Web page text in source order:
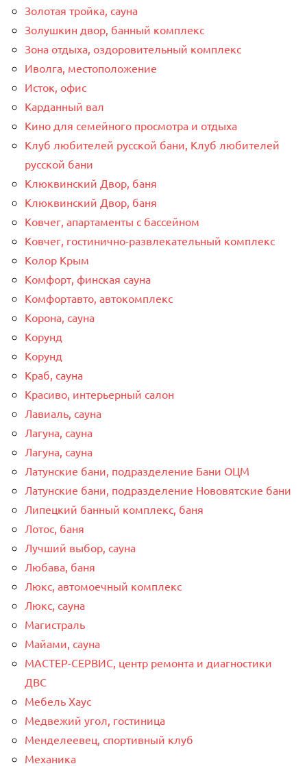
Золотая тройка, сауна
Золушкин двор, банный комплекс
Зона отдыха, оздоровительный комплекс
Иволга, местоположение
Исток, офис
Карданный вал
Кино для семейного просмотра и отдыха
Клуб любителей русской бани, Клуб любителей
русской бани
Клюквинский Двор, баня
Клюквинский Двор, баня
Ковчег, апартаменты с бассейном
Ковчег, гостинично-развлекательный комплекс
Колор Крым
Комфорт, финская сауна
Комфортавто, автокомплекс
Корона, сауна
Корунд
Корунд
Краб, сауна
Красиво, интерьерный салон
Лавиаль, сауна
Лагуна, сауна
Лагуна, сауна
Латунские бани, подразделение Бани ОЦМ
Латунские бани, подразделение Нововятские бани
Липецкий банный комплекс, баня
Лотос, баня
Лучший выбор, сауна
Любава, баня
Люкс, автомоечный комплекс
Люкс, сауна
Магистраль
Майами, сауна
МАСТЕР-СЕРВИС, центр ремонта и диагностики
ДВС
Мебель Хаус
Медвежий угол, гостиница
Менделеевец, спортивный клуб
Механика